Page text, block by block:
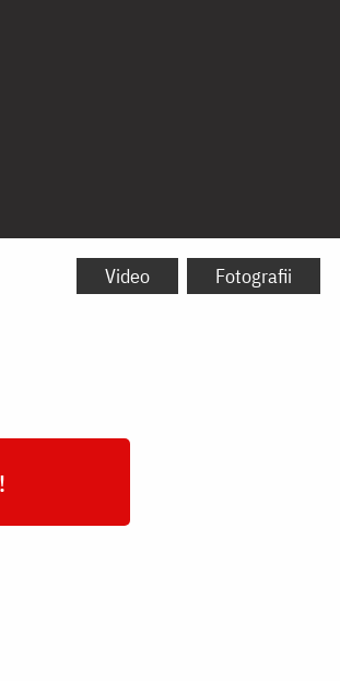
Video Fotografii
!